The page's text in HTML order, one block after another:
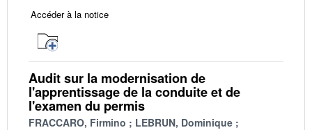
Accéder à la notice
Audit sur la modernisation de
l'apprentissage de la conduite et de
l'examen du permis
FRACCARO, Firmino
LEBRUN, Dominique